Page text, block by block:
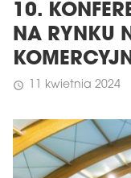
10.
NA RYNKU
schedule 11 kwietnia 2024